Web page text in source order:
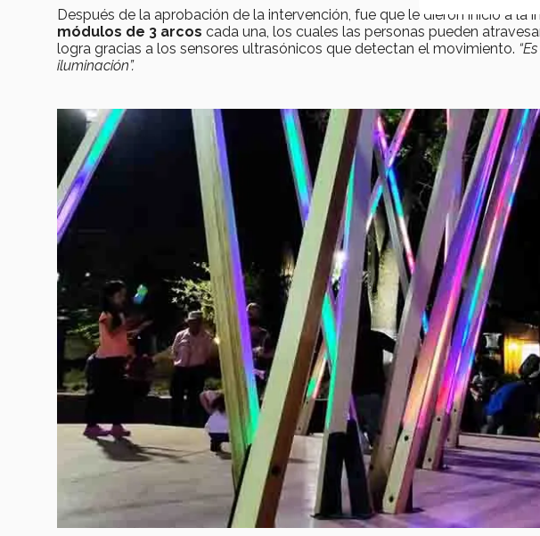
Después de la aprobación de la intervención, fue que le dieron inicio a la
módulos de 3 arcos cada una, los cuales las personas pueden
logra gracias a los sensores ultrasónicos que detectan el movimiento. “
iluminación”.